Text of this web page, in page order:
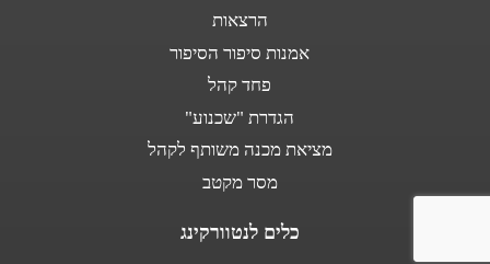
הרצאות
אמנות סיפור הסיפור
פחד קהל
הגדרת "שכנוע"
מציאת מכנה משותף לקהל
מסר מקטב
כלים לנטוורקינג